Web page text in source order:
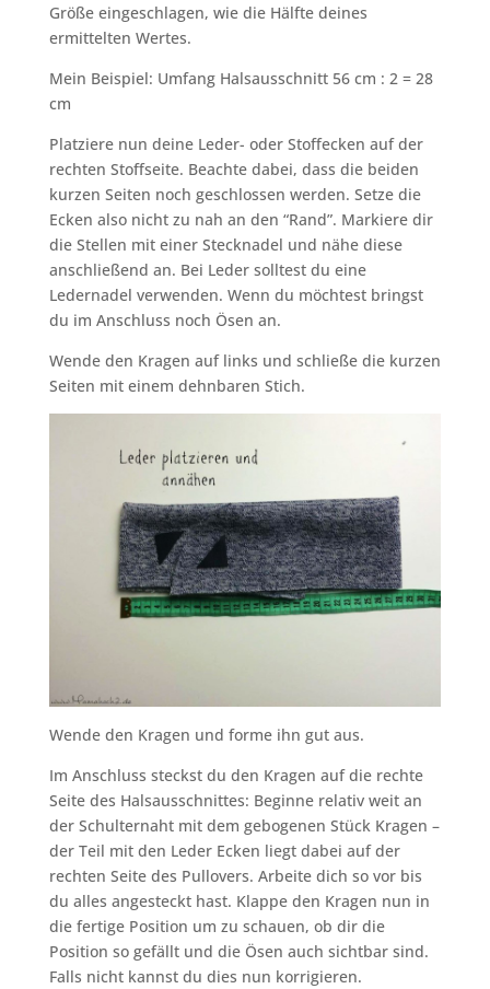
Größe eingeschlagen, wie die Hälfte deines
ermittelten Wertes.
Mein Beispiel: Umfang Halsausschnitt 56 cm : 2 = 28
cm
Platziere nun deine Leder- oder Stoffecken auf der
rechten Stoffseite. Beachte dabei, dass die beiden
kurzen Seiten noch geschlossen werden. Setze die
Ecken also nicht zu nah an den “Rand”. Markiere dir
die Stellen mit einer Stecknadel und nähe diese
anschließend an. Bei Leder solltest du eine
Ledernadel verwenden. Wenn du möchtest bringst
du im Anschluss noch Ösen an.
Wende den Kragen auf links und schließe die kurzen
Seiten mit einem dehnbaren Stich.
Wende den Kragen und forme ihn gut aus.
Im Anschluss steckst du den Kragen auf die rechte
Seite des Halsausschnittes: Beginne relativ weit an
der Schulternaht mit dem gebogenen Stück Kragen –
der Teil mit den Leder Ecken liegt dabei auf der
rechten Seite des Pullovers. Arbeite dich so vor bis
du alles angesteckt hast. Klappe den Kragen nun in
die fertige Position um zu schauen, ob dir die
Position so gefällt und die Ösen auch sichtbar sind.
Falls nicht kannst du dies nun korrigieren.